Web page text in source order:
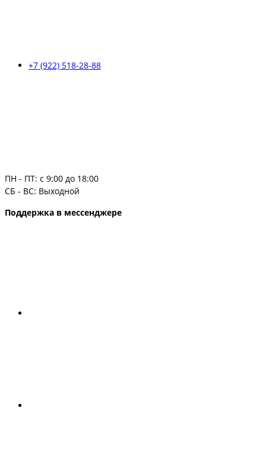
+7 (922) 518-28-88
ПН - ПТ: с 9:00 до 18:00
СБ - ВС: Выходной
Поддержка в мессенджере